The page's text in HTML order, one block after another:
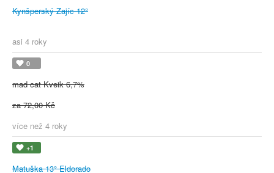
Kynšperský Zajíc 12°
asi 4 roky
0
mad cat Kveik 6,7%
za 72,00 Kč
více než 4 roky
+1
Matuška 13° Eldorado